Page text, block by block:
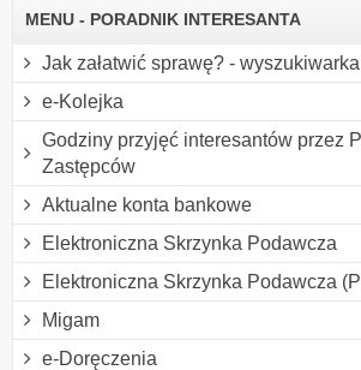
MENU - PORADNIK INTERESANTA
Jak załatwić sprawę? - wyszukiwarka
e-Kolejka
Godziny przyjęć interesantów przez
Zastępców
Aktualne konta bankowe
Elektroniczna Skrzynka Podawcza
Elektroniczna Skrzynka Podawcza
Migam
e-Doręczenia